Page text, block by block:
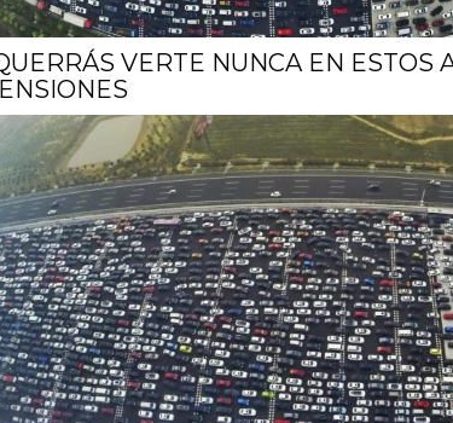
VERTE NUNCA EN ESTOS